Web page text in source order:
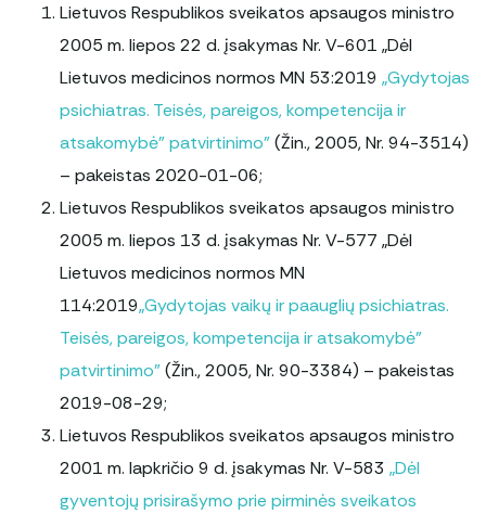
Lietuvos Respublikos sveikatos apsaugos ministro
2005 m. liepos 22 d. įsakymas Nr. V-601 „Dėl
Lietuvos medicinos normos MN 53:2019 „Gydytojas
psichiatras. Teisės, pareigos, kompetencija ir
atsakomybė” patvirtinimo”(Žin., 2005, Nr. 94-3514)
– pakeistas 2020-01-06;
Lietuvos Respublikos sveikatos apsaugos ministro
2005 m. liepos 13 d. įsakymas Nr. V-577 „Dėl
Lietuvos medicinos normos MN
114:2019„Gydytojas vaikų ir paauglių psichiatras.
Teisės, pareigos, kompetencija ir atsakomybė”
patvirtinimo”(Žin., 2005, Nr. 90-3384) – pakeistas
2019-08-29;
Lietuvos Respublikos sveikatos apsaugos ministro
2001 m. lapkričio 9 d. įsakymas Nr. V-583 „Dėl
gyventojų prisirašymo prie pirminės sveikatos